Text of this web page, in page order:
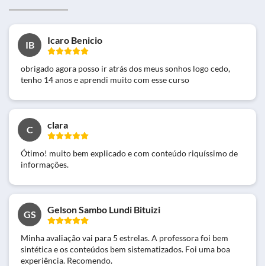
IB Icaro Benicio
obrigado agora posso ir atrás dos meus sonhos logo cedo,
tenho 14 anos e aprendi muito com esse curso
C clara
Ótimo! muito bem explicado e com conteúdo riquíssimo de
informações.
GS Gelson Sambo Lundi Bituizi
Minha avaliação vai para 5 estrelas. A professora foi bem
sintética e os conteúdos bem sistematizados. Foi uma boa
experiência. Recomendo.